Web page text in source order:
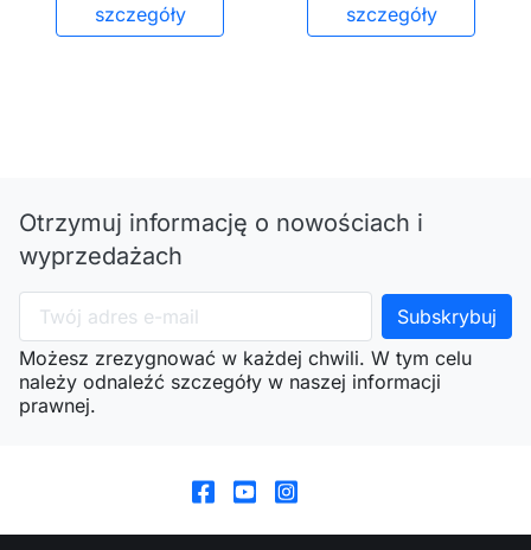
szczegóły
szczegóły
Otrzymuj informację o nowościach i
wyprzedażach
Możesz zrezygnować w każdej chwili. W tym celu
należy odnaleźć szczegóły w naszej informacji
prawnej.